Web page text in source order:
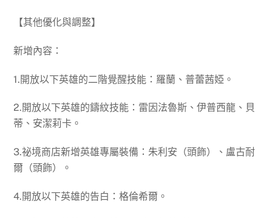
【其他優化與調整】
新增內容：
1.開放以下英雄的二階覺醒技能：羅蘭、普蕾茜婭。
2.開放以下英雄的鑄紋技能：雷因法魯斯、伊普西龍、貝
蒂、安潔莉卡。
3.祕境商店新增英雄專屬裝備：朱利安（頭飾）、盧古耐
爾（頭飾）。
4.開放以下英雄的告白：格倫希爾。